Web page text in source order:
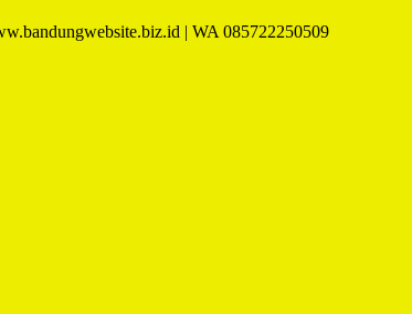
| WA 085722250509